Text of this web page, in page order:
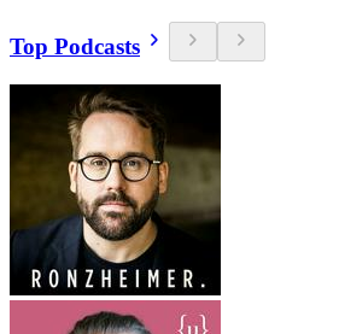
Top Podcasts